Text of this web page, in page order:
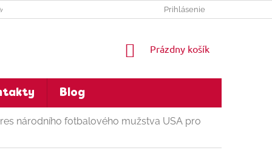
Prihlásenie
NÁKUPNÝ
Prázdny košík
Blog
národního fotbalového mužstva USA pro